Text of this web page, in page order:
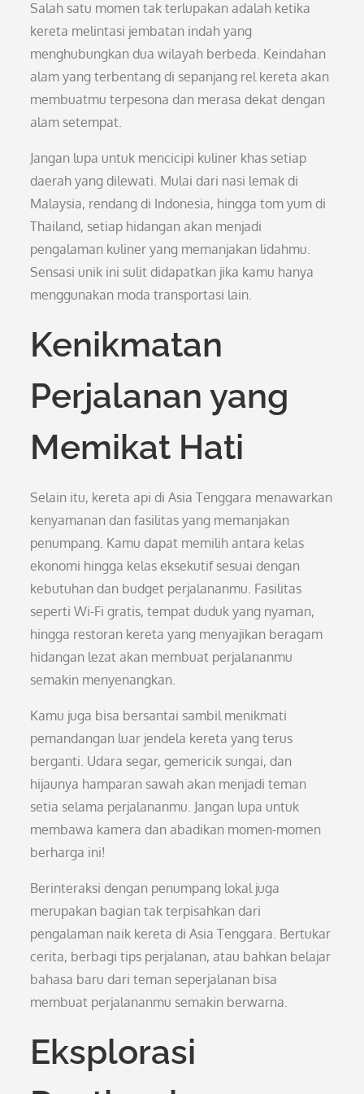
Salah satu momen tak terlupakan adalah ketika
kereta melintasi jembatan indah yang
menghubungkan dua wilayah berbeda. Keindahan
alam yang terbentang di sepanjang rel kereta akan
membuatmu terpesona dan merasa dekat dengan
alam setempat.
Jangan lupa untuk mencicipi kuliner khas setiap
daerah yang dilewati. Mulai dari nasi lemak di
Malaysia, rendang di Indonesia, hingga tom yum di
Thailand, setiap hidangan akan menjadi
pengalaman kuliner yang memanjakan lidahmu.
Sensasi unik ini sulit didapatkan jika kamu hanya
menggunakan moda transportasi lain.
Kenikmatan
Perjalanan yang
Memikat Hati
Selain itu, kereta api di Asia Tenggara menawarkan
kenyamanan dan fasilitas yang memanjakan
penumpang. Kamu dapat memilih antara kelas
ekonomi hingga kelas eksekutif sesuai dengan
kebutuhan dan budget perjalananmu. Fasilitas
seperti Wi-Fi gratis, tempat duduk yang nyaman,
hingga restoran kereta yang menyajikan beragam
hidangan lezat akan membuat perjalananmu
semakin menyenangkan.
Kamu juga bisa bersantai sambil menikmati
pemandangan luar jendela kereta yang terus
berganti. Udara segar, gemericik sungai, dan
hijaunya hamparan sawah akan menjadi teman
setia selama perjalananmu. Jangan lupa untuk
membawa kamera dan abadikan momen-momen
berharga ini!
Berinteraksi dengan penumpang lokal juga
merupakan bagian tak terpisahkan dari
pengalaman naik kereta di Asia Tenggara. Bertukar
cerita, berbagi tips perjalanan, atau bahkan belajar
bahasa baru dari teman seperjalanan bisa
membuat perjalananmu semakin berwarna.
Eksplorasi